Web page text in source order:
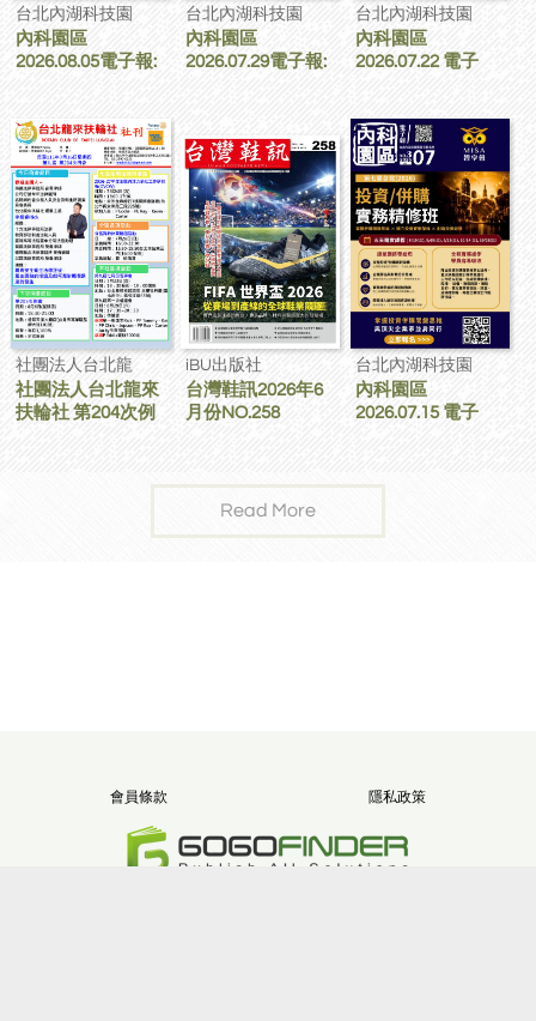
內科園區
2026.08.05電子報:
高的安全承諾
台北內湖科技園
內科園區
2026.07.29電子報:
台北內湖科技園
內科園區
2026.07.22 電子
Su-Si 舒仕裝 都會
日常輕鬆穿搭 免燙
可機洗
台北內湖科技園
社團法人台北龍來
扶輪社 第204次例
社團法人台北龍
台灣鞋訊2026年6
月份NO.258
iBU出版社
內科園區
2026.07.15 電子
投資/併購 實務精
台北內湖科技園
Read More
會員條款 隱私政策